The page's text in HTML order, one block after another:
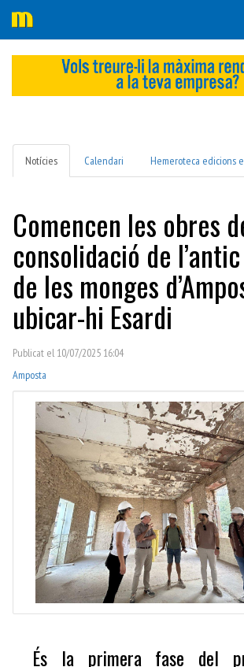
Notícies Calendari Hemeroteca edicions
Comencen les obres
consolidació de
de les monges
ubicar-hi Esardi
Publicat el 10/07/2025 16:04
Amposta
És la primera fase del